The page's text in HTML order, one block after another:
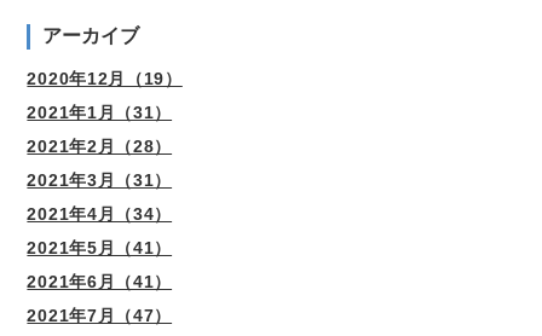
アーカイブ
2020年12月（19）
2021年1月（31）
2021年2月（28）
2021年3月（31）
2021年4月（34）
2021年5月（41）
2021年6月（41）
2021年7月（47）